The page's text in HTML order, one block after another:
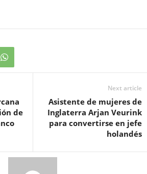
de
Next article
Asistente de mujeres de
Inglaterra Arjan Veurink
para convertirse en jefe
holandés